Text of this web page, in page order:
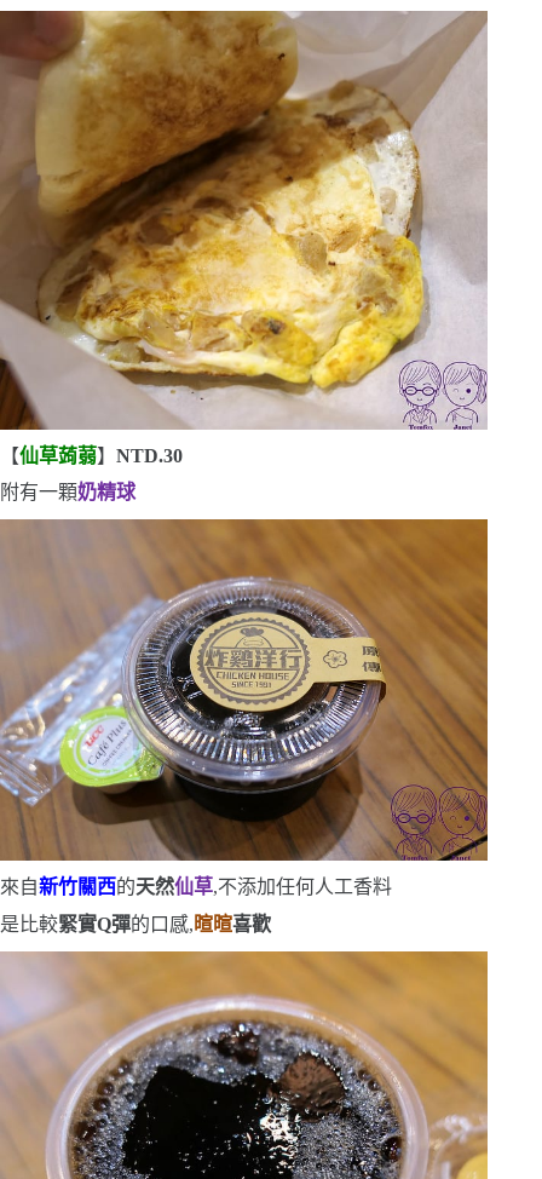
【仙草蒟蒻】 NTD.30
附有一顆奶精球
來自新竹關西的天然仙草,不添加任何人工香料
是比較緊實Q彈的口感, 暄暄喜歡